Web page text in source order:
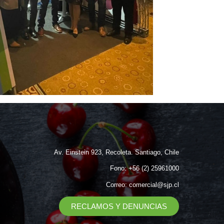
Av. Einstein 923, Recoleta. Santiago, Chile
Fono: +56 (2) 25961000
Correo: comercial@sjp.cl
RECLAMOS Y DENUNCIAS